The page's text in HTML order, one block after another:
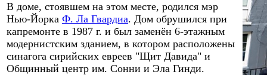
В доме, стоявшем на этом месте, родился мэр
Нью-Йорка Ф. Ла Гвардиа. Дом обрушился при
капремонте в 1987 г. и был заменён 6-этажным
модернистским зданием, в котором расположены
синагога сирийских евреев "Щит Давида" и
Общинный центр им. Сонни и Эла Гинди.